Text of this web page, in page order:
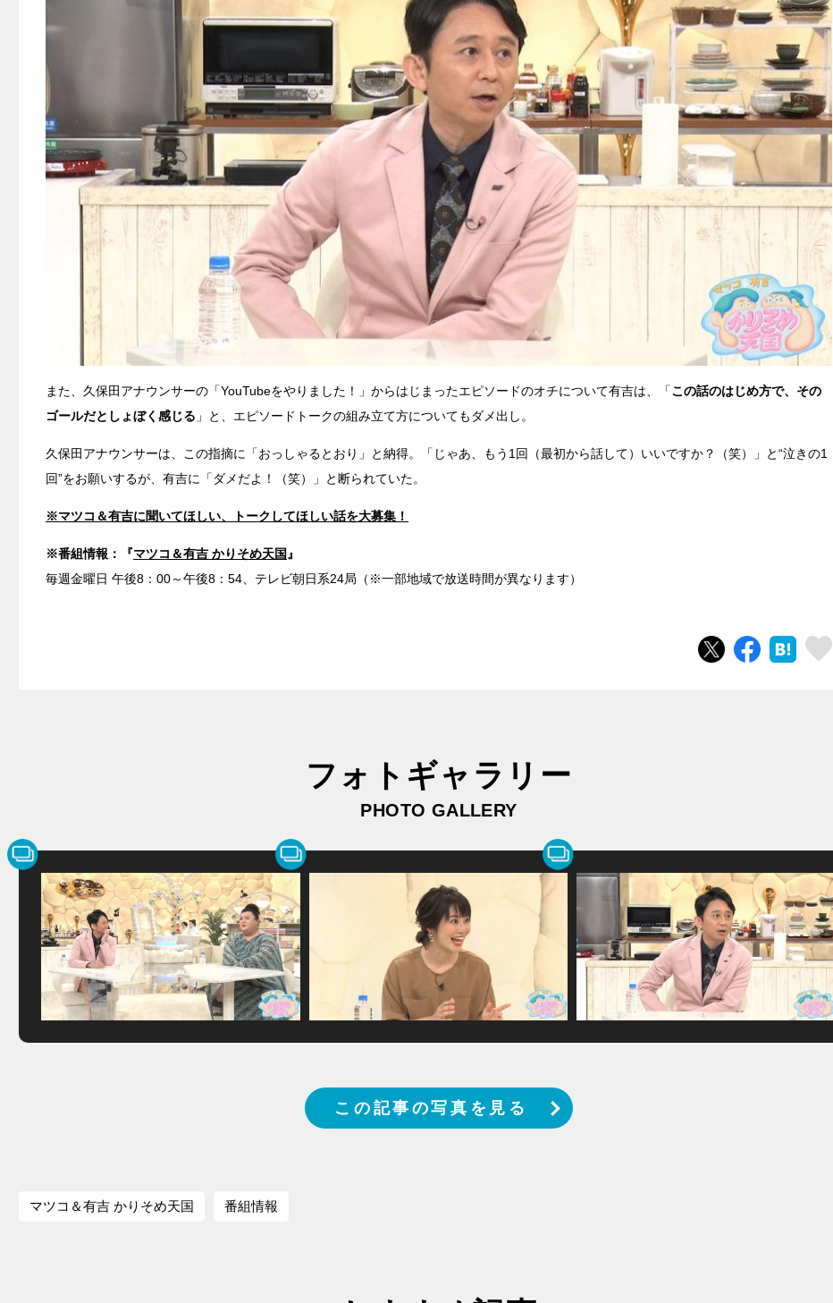
また、久保田アナウンサーの「YouTubeをやりました！」からはじまったエピソードのオチについて有吉は、「この話のはじめ方で、その
ゴールだとしょぼく感じる 」と、エピソードトークの組み立て方についてもダメ出し。
久保田アナウンサーは、この指摘に「おっしゃるとおり」と納得。「じゃあ、もう1回（最初から話して）いいですか？（笑）」と“泣きの1
回”をお願いするが、有吉に「ダメだよ！（笑）」と断られていた。
※マツコ＆有吉に聞いてほしい、トークしてほしい話を大募集！
※番組情報：『マツコ＆有吉 かりそめ天国 』
毎週金曜日 午後8：00～午後8：54、テレビ朝日系24局（※一部地域で放送時間が異なります）
ツイートシェア はてブ
フォトギャラリー
PHOTO GALLERY
この記事の写真を見る
マツコ＆有吉 かりそめ天国 番組情報